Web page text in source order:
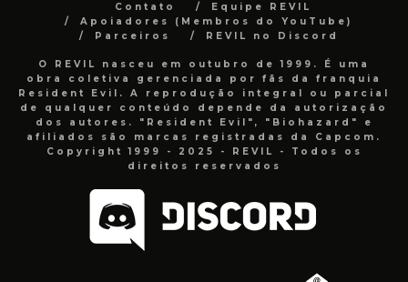
Contato
Equipe REVIL
Apoiadores (Membros do YouTube)
Parceiros
REVIL no Discord
O REVIL nasceu em outubro de 1999. É uma
obra coletiva gerenciada por fãs da franquia
Resident Evil. A reprodução integral ou parcial
de qualquer conteúdo depende da autorização
dos autores. "Resident Evil", "Biohazard" e
afiliados são marcas registradas da Capcom.
Copyright 1999 - 2025 - REVIL - Todos os
direitos reservados